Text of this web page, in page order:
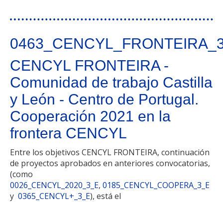
CENCYL FRONTEIRA -
Comunidad de trabajo Castilla
y León - Centro de Portugal.
Cooperación 2021 en la
frontera CENCYL
Entre los objetivos CENCYL FRONTEIRA, continuación
de proyectos aprobados en anteriores convocatorias,
(como
0026_CENCYL_2020_3_E, 0185_CENCYL_COOPERA_3_E
y 0365_CENCYL+_3_E), está el